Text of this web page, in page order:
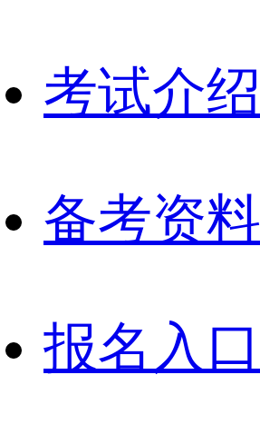
考试介绍
备考资料
报名入口